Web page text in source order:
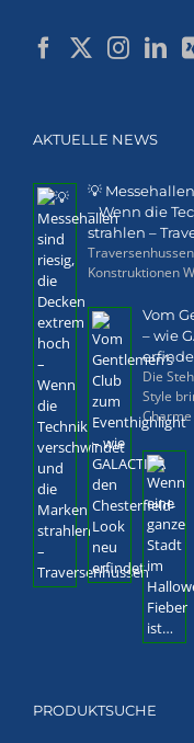
AKTUELLE NEWS
💡
– Wenn die
strahlen –
Konstruktionen
Vom
– wie
Die
Style
Charme
PRODUKTSUCHE